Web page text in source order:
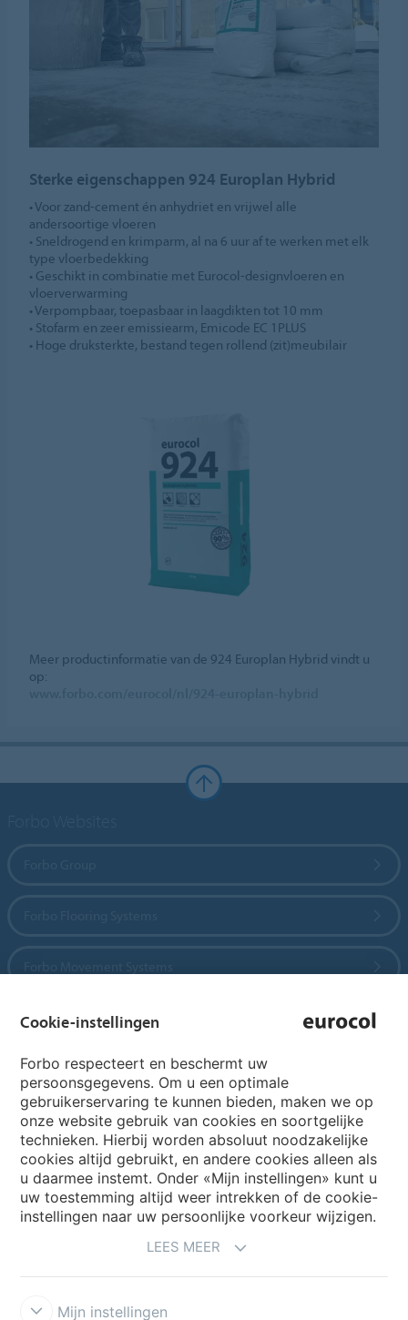
Sterke eigenschappen 924 Europlan Hybrid
• Voor zand-cement én anhydriet en vrijwel alle
andersoortige vloeren
• Sneldrogend en krimparm, al na 6 uur af te werken met elk
type vloerbedekking
• Geschikt in combinatie met Eurocol-designvloeren en
vloerverwarming
• Verpompbaar, toepasbaar in laagdikten tot 10 mm
• Stofarm en zeer emissiearm, Emicode EC 1PLUS
• Hoge druksterkte, bestand tegen rollend (zit)meubilair
Meer productinformatie van de 924 Europlan Hybrid vindt u
op:
Choose your country
My Forbo
Archief webinars
Archief webinars architecten
Cookie-instellingen
Forbo respecteert en beschermt uw
persoonsgegevens. Om u een optimale
gebruikerservaring te kunnen bieden, maken we op
onze website gebruik van cookies en soortgelijke
technieken. Hierbij worden absoluut noodzakelijke
cookies altijd gebruikt, en andere cookies alleen als
u daarmee instemt. Onder «Mijn instellingen» kunt u
uw toestemming altijd weer intrekken of de cookie-
instellingen naar uw persoonlijke voorkeur wijzigen.
LEES MEER
Mijn instellingen